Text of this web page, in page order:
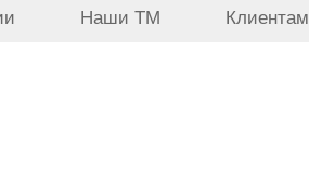
Наши ТМ Клиентам